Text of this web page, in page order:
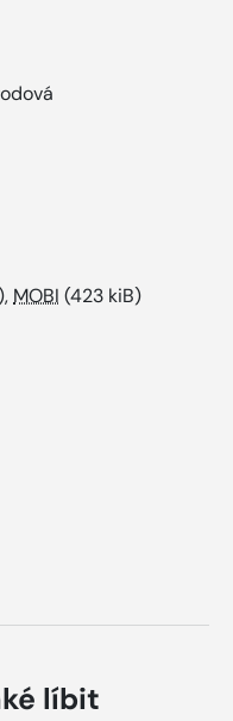
MOBI (423 kiB)
líbit